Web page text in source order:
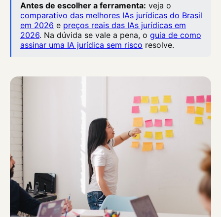
Antes de escolher a ferramenta: veja o
comparativo das melhores IAs jurídicas do Brasil
em 2026 e preços reais das IAs jurídicas em
2026. Na dúvida se vale a pena, o guia de como
assinar uma IA jurídica sem risco resolve.